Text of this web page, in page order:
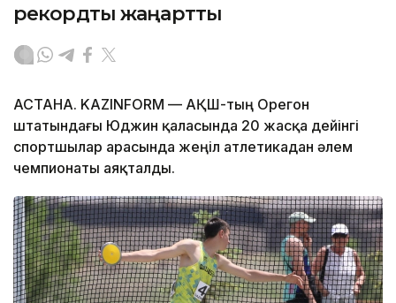
рекордты жаңартты
АСТАНА. KAZINFORM — АҚШ-тың Орегон
штатындағы Юджин қаласында 20 жасқа дейінгі
спортшылар арасында жеңіл атлетикадан әлем
чемпионаты аяқталды.